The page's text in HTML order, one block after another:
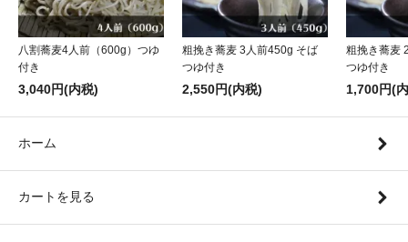
八割蕎麦4人前（600g）つゆ
付き
3,040円(内税)
粗挽き蕎麦 3人前450g そば
つゆ付き
2,550円(内税)
粗挽き蕎麦
つゆ付き
1,700円(
ホーム
カートを見る